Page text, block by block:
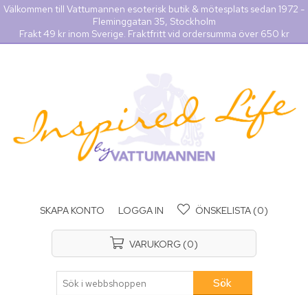
Välkommen till Vattumannen esoterisk butik & mötesplats sedan 1972 -
Fleminggatan 35, Stockholm
Frakt 49 kr inom Sverige. Fraktfritt vid ordersumma över 650 kr
SKAPA KONTO LOGGA IN ÖNSKELISTA (0)
VARUKORG (0)